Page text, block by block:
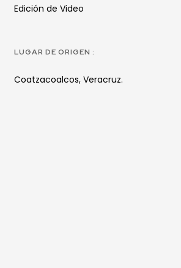
Edición de Video
LUGAR DE ORIGEN :
Coatzacoalcos, Veracruz.